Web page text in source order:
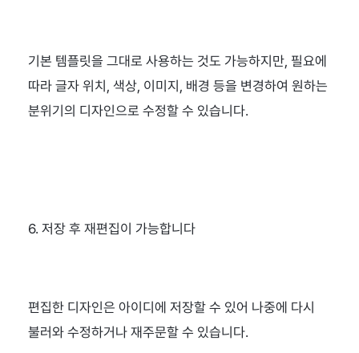
기본 템플릿을 그대로 사용하는 것도 가능하지만, 필요에
따라 글자 위치, 색상, 이미지, 배경 등을 변경하여 원하는
분위기의 디자인으로 수정할 수 있습니다.
6. 저장 후 재편집이 가능합니다
편집한 디자인은 아이디에 저장할 수 있어 나중에 다시
불러와 수정하거나 재주문할 수 있습니다.